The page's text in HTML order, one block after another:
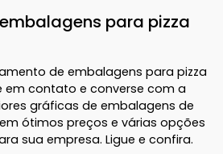
para pizza
de embalagens para pizza
em contato e converse com a
gráficas de embalagens de
ótimos preços e várias opções
sua empresa. Ligue e confira.